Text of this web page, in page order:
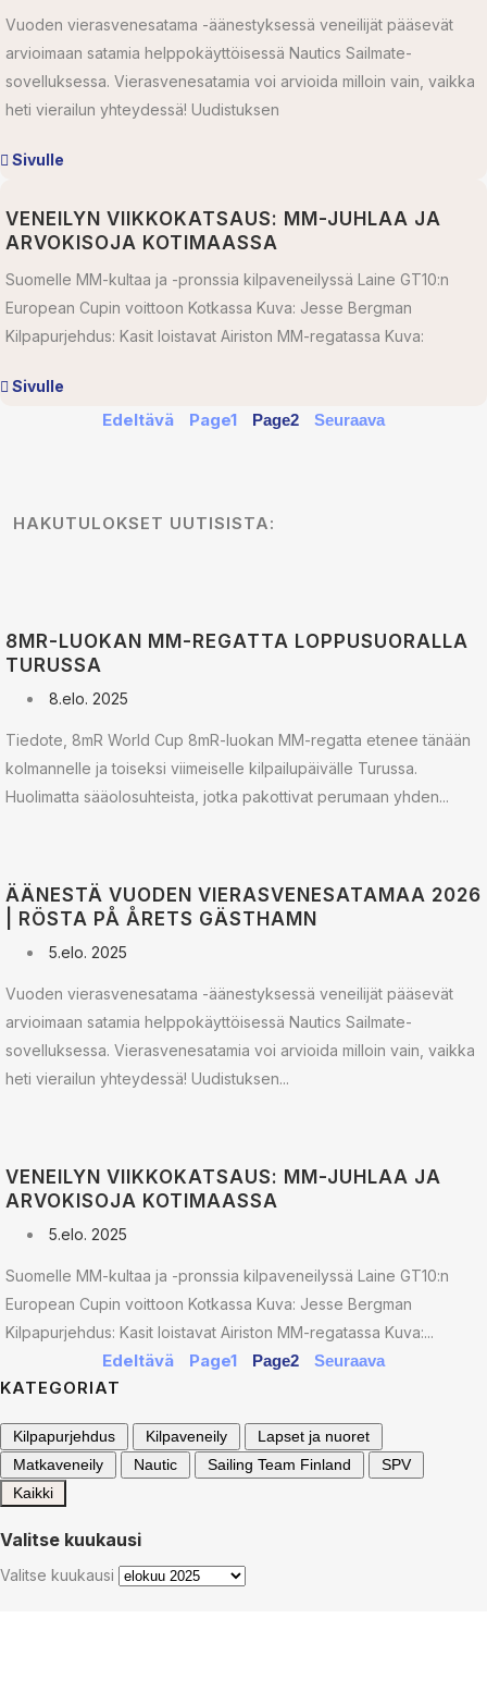
Vuoden vierasvenesatama -äänestyksessä veneilijät pääsevät
arvioimaan satamia helppokäyttöisessä Nautics Sailmate-
sovelluksessa. Vierasvenesatamia voi arvioida milloin vain, vaikka
heti vierailun yhteydessä! Uudistuksen
Sivulle
VENEILYN VIIKKOKATSAUS: MM-JUHLAA JA
ARVOKISOJA KOTIMAASSA
Suomelle MM-kultaa ja -pronssia kilpaveneilyssä Laine GT10:n
European Cupin voittoon Kotkassa Kuva: Jesse Bergman
Kilpapurjehdus: Kasit loistavat Airiston MM-regatassa Kuva:
Sivulle
Edeltävä Page1 Page2 Seuraava
HAKUTULOKSET UUTISISTA:
8MR-LUOKAN MM-REGATTA LOPPUSUORALLA
TURUSSA
8.elo. 2025
Tiedote, 8mR World Cup 8mR-luokan MM-regatta etenee tänään
kolmannelle ja toiseksi viimeiselle kilpailupäivälle Turussa.
Huolimatta sääolosuhteista, jotka pakottivat perumaan yhden...
ÄÄNESTÄ VUODEN VIERASVENESATAMAA 2026
| RÖSTA PÅ ÅRETS GÄSTHAMN
5.elo. 2025
Vuoden vierasvenesatama -äänestyksessä veneilijät pääsevät
arvioimaan satamia helppokäyttöisessä Nautics Sailmate-
sovelluksessa. Vierasvenesatamia voi arvioida milloin vain, vaikka
heti vierailun yhteydessä! Uudistuksen...
VENEILYN VIIKKOKATSAUS: MM-JUHLAA JA
ARVOKISOJA KOTIMAASSA
5.elo. 2025
Suomelle MM-kultaa ja -pronssia kilpaveneilyssä Laine GT10:n
European Cupin voittoon Kotkassa Kuva: Jesse Bergman
Kilpapurjehdus: Kasit loistavat Airiston MM-regatassa Kuva:...
Edeltävä Page1 Page2 Seuraava
KATEGORIAT
Kilpapurjehdus Kilpaveneily
Lapset ja nuoret
Matkaveneily
Nautic Sailing Team Finland
SPV
Kaikki
Valitse kuukausi
Valitse kuukausi